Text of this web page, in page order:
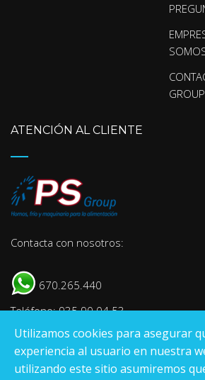
GROUP
ATENCIÓN AL CLIENTE
Contacta con nosotros:
670.265.440
Teléfono: 935 90 04 53
E-mail:info@psgroup.es
Utilizamos cookies para asegurar
experiencia al usuario en nuestra
utilizando este sitio asumiremos